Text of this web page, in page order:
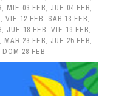
, MIÉ 03 FEB, JUE 04 FEB,
, VIE 12 FEB, SÁB 13 FEB,
, JUE 18 FEB, VIE 19 FEB,
, MAR 23 FEB, JUE 25 FEB,
DOM 28 FEB